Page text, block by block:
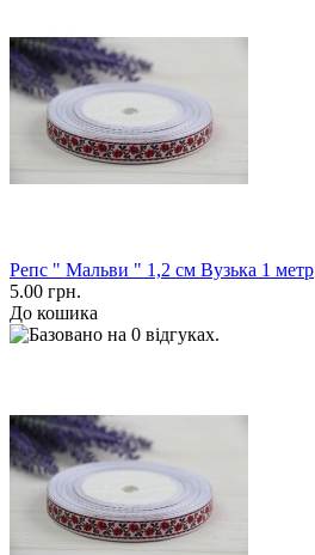
Репс " Мальви " 1,2 см Вузька 1 метр
5.00 грн.
До кошика